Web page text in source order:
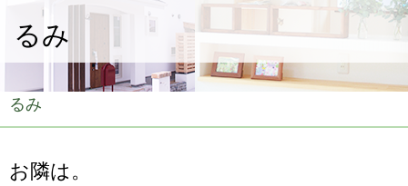
家への想い
施工例
ブログ
るみ
るみ
お隣は。